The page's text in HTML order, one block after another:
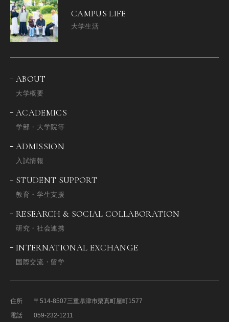
CAMPUS LIFE
大学生活
ABOUT
大学概要
ACADEMICS
学部・大学院等
ADMISSION
入試情報
STUDENT SUPPORT
教育・学生支援
RESEARCH & SOCIAL COLLABORATION
研究・社会連携
INTERNATIONAL EXCHANGE
国際交流・留学
住所 〒514-8507三重県津市栗真町屋町1577
電話
059-232-1211